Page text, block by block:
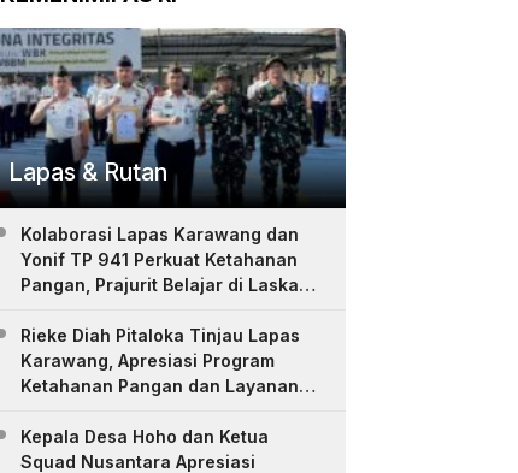
Lapas & Rutan
Kolaborasi Lapas Karawang dan
Yonif TP 941 Perkuat Ketahanan
Pangan, Prajurit Belajar di Laskar
Rieke Diah Pitaloka Tinjau Lapas
Karawang, Apresiasi Program
Ketahanan Pangan dan Layanan
Kepala Desa Hoho dan Ketua
Squad Nusantara Apresiasi